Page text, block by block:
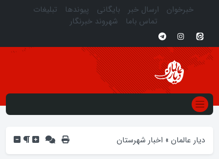
خبرخوان ارسال خبر بایگانی پیوندها
تبلیغات
تماس باما
شهروند خبرنگار
دیار عالمان » اخبار شهرستان